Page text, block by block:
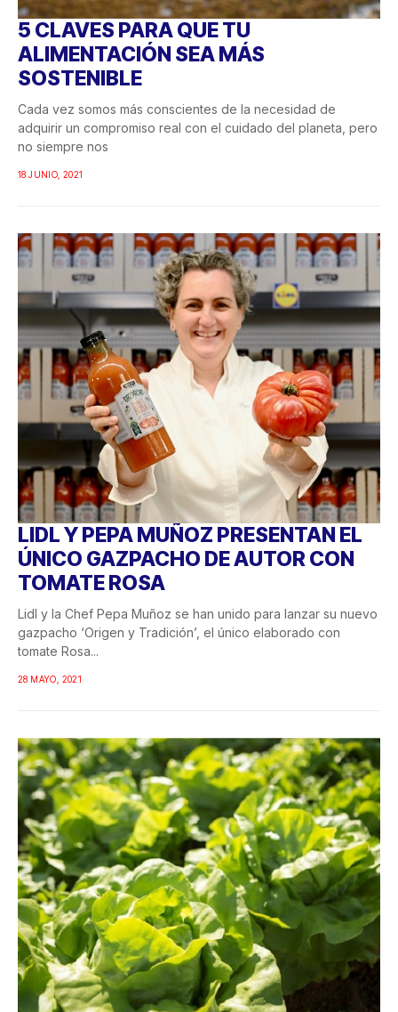
5 CLAVES PARA QUE TU
ALIMENTACIÓN SEA MÁS
SOSTENIBLE
Cada vez somos más conscientes de la necesidad de
adquirir un compromiso real con el cuidado del planeta, pero
no siempre nos
18 JUNIO, 2021
LIDL Y PEPA MUÑOZ PRESENTAN EL
ÚNICO GAZPACHO DE AUTOR CON
TOMATE ROSA
Lidl y la Chef Pepa Muñoz se han unido para lanzar su nuevo
gazpacho ‘Origen y Tradición’, el único elaborado con
tomate Rosa...
28 MAYO, 2021